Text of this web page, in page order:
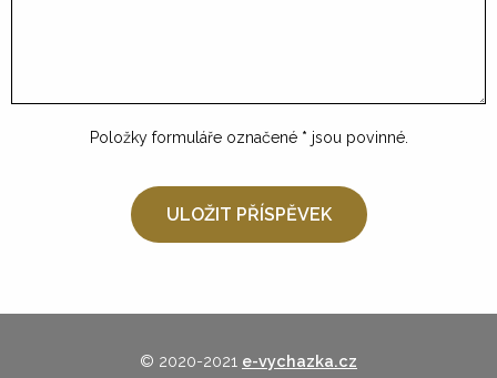
Položky formuláře označené * jsou povinné.
© 2020-2021 e-vychazka.cz